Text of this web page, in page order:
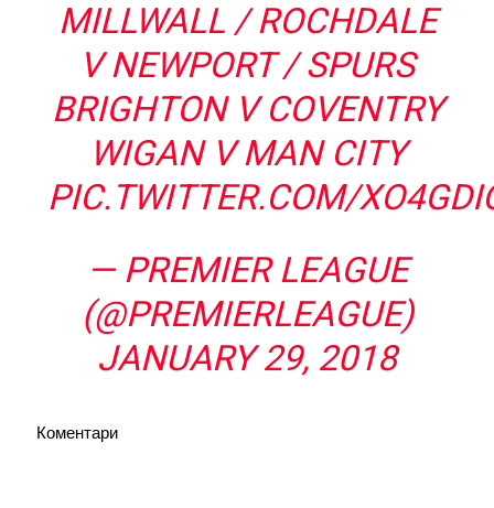
MILLWALL / ROCHDALE
V NEWPORT / SPURS
BRIGHTON V COVENTRY
WIGAN V MAN CITY
PIC.TWITTER.COM/
— PREMIER LEAGUE
(@PREMIERLEAGUE)
JANUARY 29, 2018
Коментари